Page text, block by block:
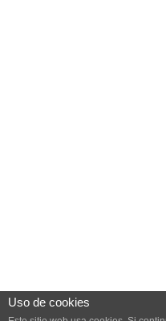
Uso de cookies